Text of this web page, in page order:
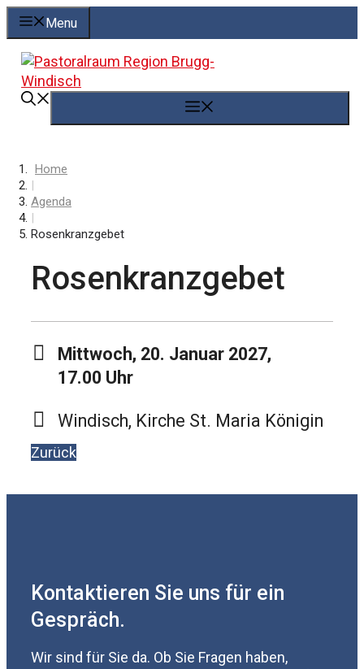
Springe
zum
Inhalt
Menu
Home
|
Agenda
|
Rosenkranzgebet
Rosenkranzgebet
Mittwoch, 20. Januar 2027,
17.00 Uhr
Windisch, Kirche St. Maria Königin
Zurück
Kontaktieren Sie uns für ein
Gespräch.
Wir sind für Sie da. Ob Sie Fragen haben,